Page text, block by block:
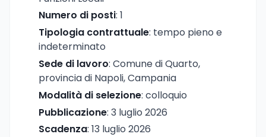
Numero di posti: 1
Tipologia contrattuale: tempo pieno e
indeterminato
Sede di lavoro: Comune di Quarto,
provincia di Napoli, Campania
Modalità di selezione: colloquio
Pubblicazione: 3 luglio 2026
Scadenza: 13 luglio 2026